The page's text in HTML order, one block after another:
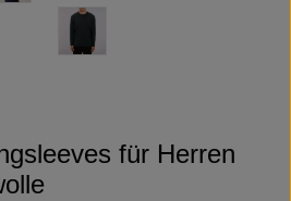
Farbe
für Herren